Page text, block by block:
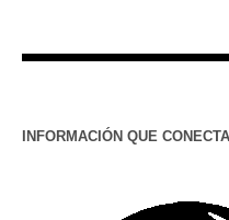
INFORMACIÓN QUE